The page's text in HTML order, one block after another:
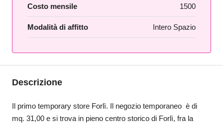
Costo mensile 1500
Modalità di affitto Intero Spazio
Descrizione
Il primo temporary store Forlì. Il negozio temporaneo è di
mq. 31,00 e si trova in pieno centro storico di Forlì, fra la